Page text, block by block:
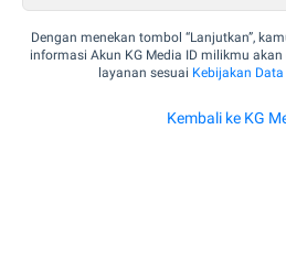
Dengan menekan tombol “Lanjutkan”,
informasi Akun KG Media ID milikmu
layanan sesuai Kebijakan
Kembali ke KG